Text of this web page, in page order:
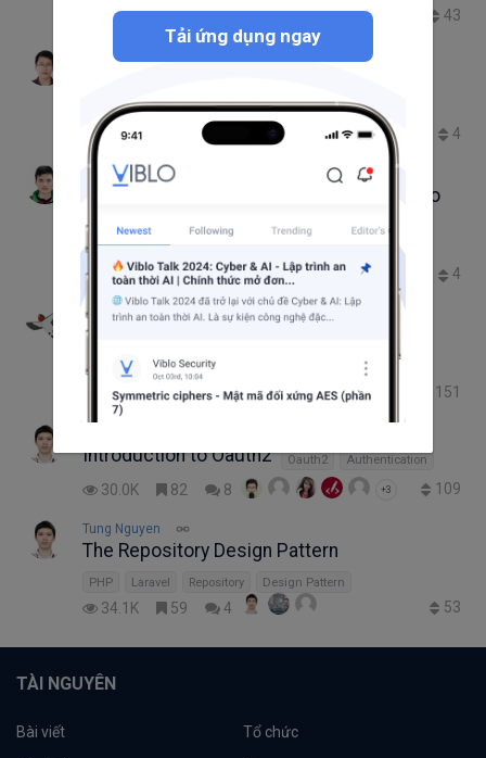
22.2K 49 3 43
Bui Minh Hieu
PHP AutoDeployment rocketeer
1.1K 3 4
Duong
Tìm hiểu ECMAScript 6 - những Điều hay ho
Node.js
4.2K 6 2 4
Tran Duc Thang
Laravel Beauty: Recipes & Best Practices
Laravel
22.3K 126 13 151
Introduction to Oauth2 Oauth2 Authentication
30.0K 82 8 +3 109
Tung Nguyen
The Repository Design Pattern
PHP Laravel Repository Design Pattern
34.1K 59 4 53
TÀI NGUYÊN
Bài viết Tổ chức
Tải ứng dụng ngay